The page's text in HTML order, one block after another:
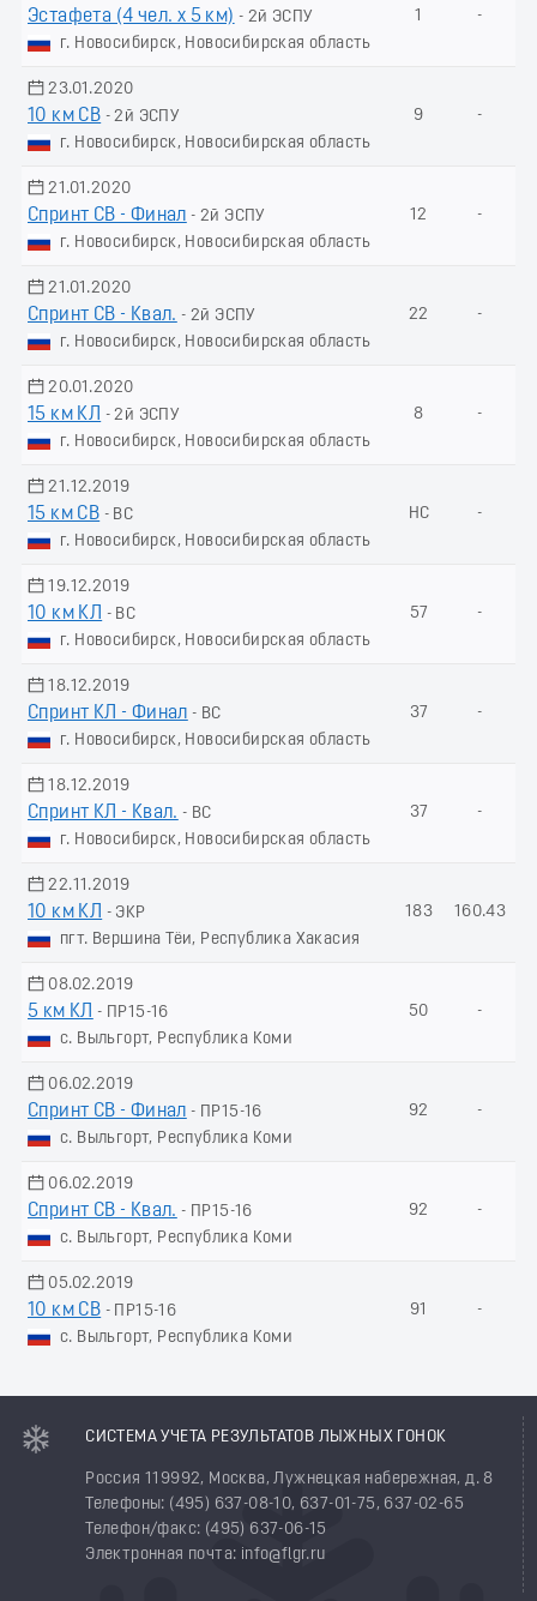
Эстафета (4 чел. х 5 км) - 2й ЭСПУ
г. Новосибирск, Новосибирская область
1 -
23.01.2020
10 км СВ - 2й ЭСПУ
г. Новосибирск, Новосибирская область
9 -
21.01.2020
Спринт СВ - Финал - 2й ЭСПУ
г. Новосибирск, Новосибирская область
12 -
21.01.2020
Спринт СВ - Квал. - 2й ЭСПУ
г. Новосибирск, Новосибирская область
22 -
20.01.2020
15 км КЛ
- 2й ЭСПУ
г. Новосибирск, Новосибирская область
8 -
21.12.2019
15 км СВ - ВС
г. Новосибирск, Новосибирская область
НС -
19.12.2019
10 км КЛ
- ВС
г. Новосибирск, Новосибирская область
57 -
18.12.2019
Спринт КЛ - Финал - ВС
г. Новосибирск, Новосибирская область
37 -
18.12.2019
Спринт КЛ - Квал. - ВС
г. Новосибирск, Новосибирская область
37 -
22.11.2019
10 км КЛ
- ЭКР
пгт. Вершина Тёи, Республика Хакасия
183 160.43
08.02.2019
5 км КЛ
- ПР15-16
с. Выльгорт, Республика Коми
50 -
06.02.2019
Спринт СВ - Финал - ПР15-16
с. Выльгорт, Республика Коми
92 -
06.02.2019
Спринт СВ - Квал. - ПР15-16
с. Выльгорт, Республика Коми
92 -
05.02.2019
10 км СВ - ПР15-16
с. Выльгорт, Республика Коми
91 -
СИСТЕМА УЧЕТА РЕЗУЛЬТАТОВ ЛЫЖНЫХ ГОНОК
Россия 119992, Москва, Лужнецкая набережная, д. 8
Телефоны: (495) 637-08-10, 637-01-75, 637-02-65
Телефон/факс: (495) 637-06-15
Электронная почта: info@flgr.ru